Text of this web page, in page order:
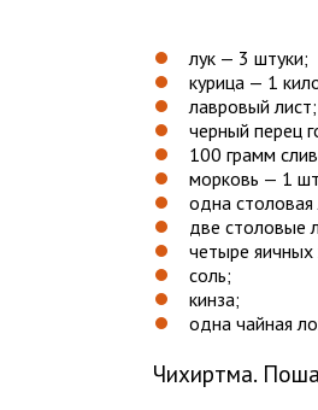
лук — 3 штуки;
курица — 1
лавровый лист;
черный перец
100 грамм
морковь — 1
одна столовая
две столовые
четыре яичных
соль;
кинза;
одна чайная
Чихиртма.